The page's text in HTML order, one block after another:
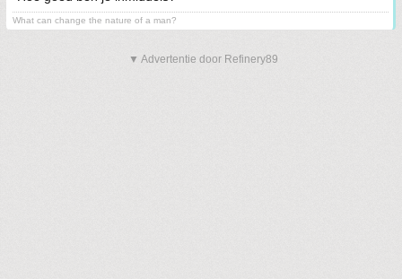
What can change the nature of a man?
▼ Advertentie door Refinery89